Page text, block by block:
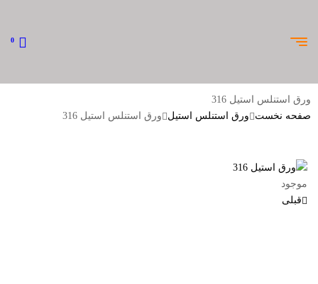
0
ورق استنلس استیل 316
صفحه نخست
ورق استنلس استیل ورق استنلس استیل 316
موجود
قبلی